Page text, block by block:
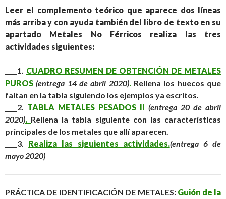
Leer el complemento teórico que aparece dos líneas
más arriba y con ayuda también del libro de texto en su
apartado Metales No Férricos realiza las tres
actividades siguientes:
1. CUADRO RESUMEN DE OBTENCIÓN DE METALES
PUROS(entrega 14 de abril 2020). Rellena los huecos que
faltan en la tabla siguiendo los ejemplos ya escritos.
2. TABLA METALES PESADOS II (entrega 20 de abril
2020). Rellena la tabla siguiente con las características
principales de los metales que allí aparecen.
3. Realiza las siguientes actividades.(entrega 6 de
mayo 2020)
PRÁCTICA DE IDENTIFICACIÓN DE METALES: Guión de la